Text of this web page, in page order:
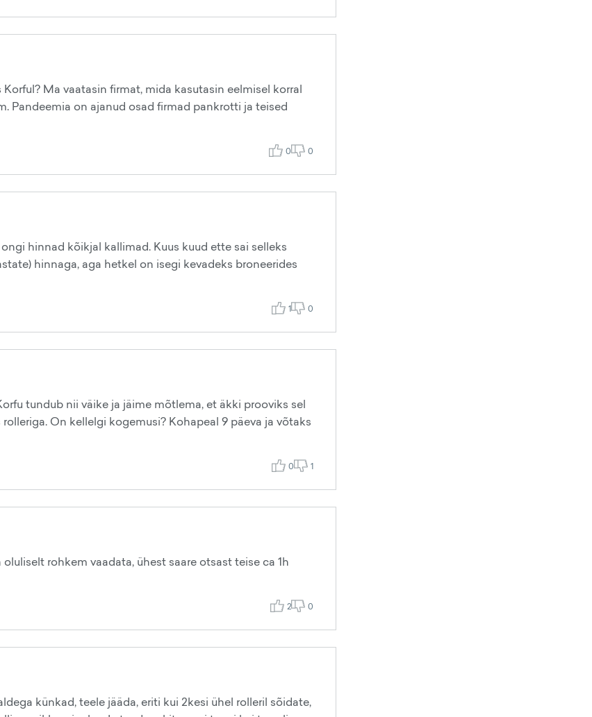
Ma vaatasin firmat, mida kasutasin eelmisel korral
Pandeemia on ajanud osad firmad pankrotti ja teised
0 0
hinnad kõikjal kallimad. Kuus kuud ette sai selleks
hinnaga, aga hetkel on isegi kevadeks broneerides
1 0
tundub nii väike ja jäime mõtlema, et äkki prooviks sel
On kellelgi kogemusi? Kohapeal 9 päeva ja võtaks
0 1
rohkem vaadata, ühest saare otsast teise ca 1h
2 0
künkad, teele jääda, eriti kui 2kesi ühel rolleril sõidate,